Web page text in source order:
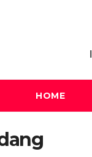
HOME